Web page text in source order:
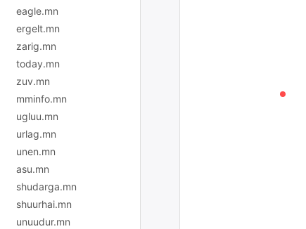
eagle.mn
ergelt.mn
zarig.mn
today.mn
zuv.mn
mminfo.mn
ugluu.mn
urlag.mn
unen.mn
asu.mn
shudarga.mn
shuurhai.mn
unuudur.mn